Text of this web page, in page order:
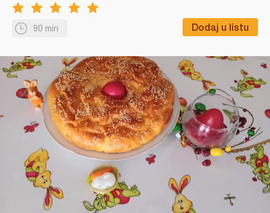
90 min Dodaj u listu